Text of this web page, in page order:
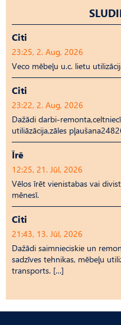
Citi
23:25, 2. Aug, 2026
Veco mēbeļu u.c. lietu
Citi
23:22, 2. Aug, 2026
Dažādi darbi-
utiliāzācija,zāles
Īrē
12:25, 21. Jūl, 2026
Vēlos īrēt vienistabas vai
mēnesī.
Citi
21:43, 13. Jūl, 2026
Dažādi saimnieciskie un
sadzīves tehnikas, mēbeļu
transports. […]